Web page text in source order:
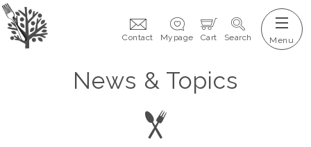
Contact Mypage Cart Search
News & Topics